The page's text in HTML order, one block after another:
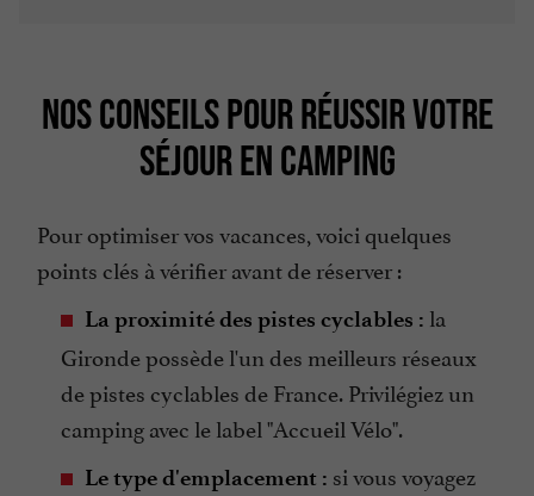
NOS CONSEILS POUR RÉUSSIR VOTRE
SÉJOUR EN CAMPING
Pour optimiser vos vacances, voici quelques
points clés à vérifier avant de réserver :
La proximité des pistes cyclables : la
Gironde possède l'un des meilleurs réseaux
de pistes cyclables de France. Privilégiez un
camping avec le label "Accueil Vélo".
Le type d'emplacement : si vous voyagez